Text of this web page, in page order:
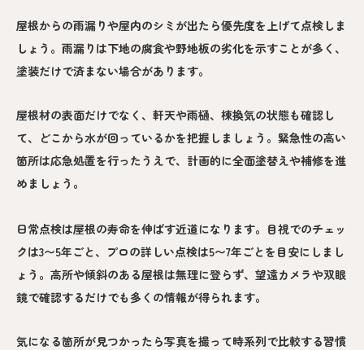
屋根からの雨漏りや屋内のシミが出たら優先度を上げて点検しま
しょう。雨漏りは下地の腐食や野地板の劣化を示すことが多く、
塗装だけで済まない場合があります。
屋根材の表面だけでなく、軒天や雨樋、棟換気の状態も確認し
て、どこから水が回っているかを把握しましょう。緊急性の高い
箇所は応急処置を行ったうえで、計画的に全面塗替えや補修を進
めましょう。
日常点検は屋根の寿命を伸ばす近道になります。目視でのチェッ
クは3〜5年ごと、プロの詳しい点検は5〜7年ごとを目安にしまし
ょう。高所や傾斜のある屋根は無理に登らず、望遠カメラや双眼
鏡で確認するだけでも多くの情報が得られます。
気になる箇所が見つかったら写真を撮って時系列で比較する習慣